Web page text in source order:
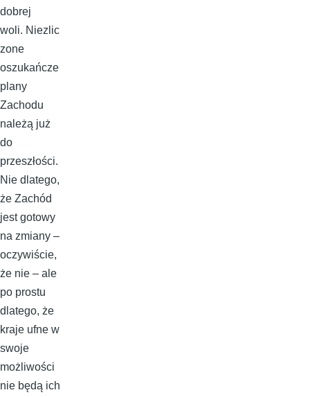
dobrej
woli. Niezlic
zone
oszukańcze
plany
Zachodu
należą już
do
przeszłości.
Nie dlatego,
że Zachód
jest gotowy
na zmiany –
oczywiście,
że nie – ale
po prostu
dlatego, że
kraje ufne w
swoje
możliwości
nie będą ich